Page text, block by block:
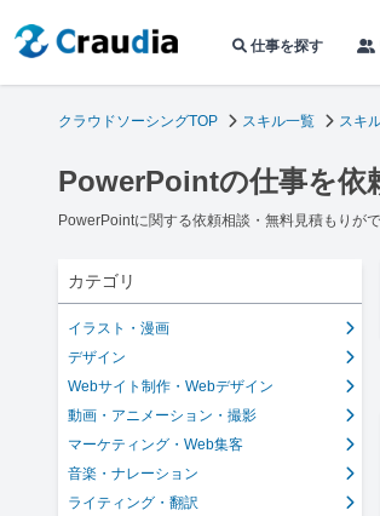
仕事を探す
クラウドソーシングTOP スキル一覧 スキ
PowerPointの仕事を依
PowerPointに関する依頼相談・無料見積もりが
カテゴリ
イラスト・漫画
デザイン
Webサイト制作・Webデザイン
動画・アニメーション・撮影
マーケティング・Web集客
音楽・ナレーション
ライティング・翻訳